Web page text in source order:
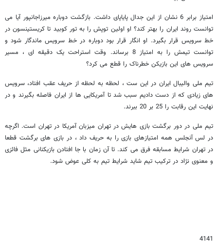
امتیاز برابر 6 نشان از این جدال پایاپای داشت. بازگشت دوباره میرزاجانپور آیا می
توانست روند ایران را بهتر کند؟ او اولین توپش را به تور کوبید تا کریستینسون در
خط سرویس قرار بگیرد. او انگار قرار بود دوباره در خط سرویس ماندگار شود و
توانست تیمش را به امتیاز 8 برساند. وقت استراحت یک دقیقه ای ، مسیر
سرویس های این بازیکن خطرناک را قطع می کرد؟
تیم ملی والیبال ایران در این ست ، لحظه به لحظه از حریف عقب افتاد، سرویس
های زیادی که از دست دادیم سبب شد تا آمریکایی ها از ایران فاصله بگیرند و در
نهایت این رقابت را 25 بر 20 ببرند.
تیم ملی در دور برگشت بازی هایش در تهران میزبان آمریکا در تهران است. اگرچه
در لس آنجلس همه امتیازهای بازی را به حریف داد ، در بازی های برگشت قطعا
در تهران شرایط مسابقه فرق می کند. تا آن زمان با جا افتادن بازیکنانی مثل فائزی
و معنوی نژاد در ترکیب تیم شاید شرایط تیم به کلی عوض شود.
4141